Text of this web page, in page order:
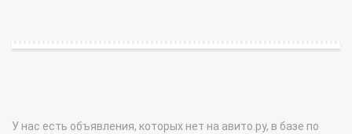
У нас есть объявления, которых нет на авито.ру, в базе по